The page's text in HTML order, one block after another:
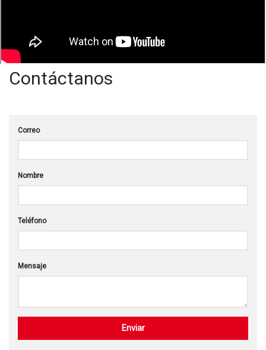
Contáctanos
Correo
Nombre
Teléfono
Mensaje